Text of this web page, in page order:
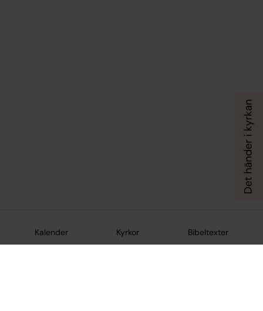
Kalender Kyrkor Bibeltexter